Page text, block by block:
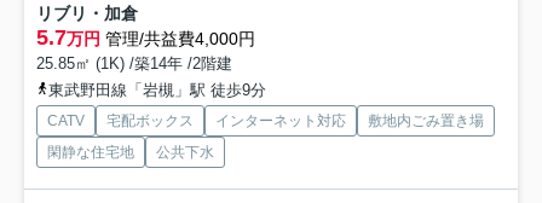
リブリ・加倉
5.7万円 管理/共益費4,000円
25.85㎡ (1K) /築14年 /2階建
東武野田線「岩槻」駅 徒歩9分
CATV 宅配ボックス インターネット対応
敷地内ごみ置き場
閑静な住宅地
公共下水